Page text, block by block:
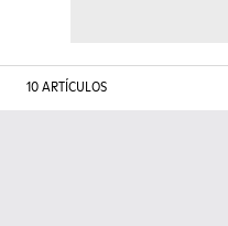
10ARTÍCULOS